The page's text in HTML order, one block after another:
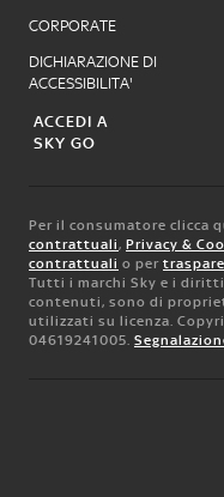
CORPORATE
DICHIARAZIONE DI
ACCESSIBILITA'
ACCEDI A
SKY GO
Per il consumatore clicca
contrattuali, Privacy &
contrattuali o per
Tutti i marchi Sky e i
contenuti, sono di
utilizzati su licenza.
04619241005.